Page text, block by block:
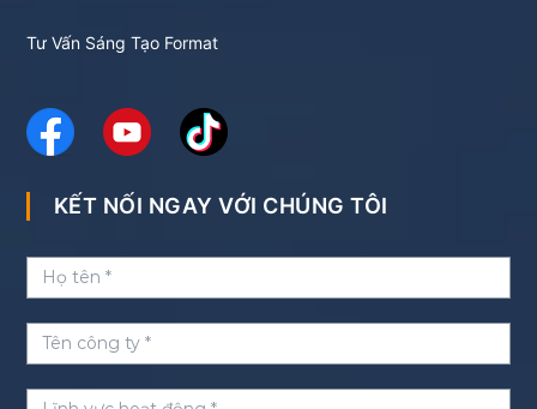
Tư Vấn Sáng Tạo Format
KẾT NỐI NGAY VỚI CHÚNG TÔI